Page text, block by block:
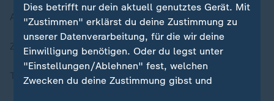
Aktuelle Sendungs-Videos
ZDFheute Stories
Themen im Überblick
Dies betrifft nur dein aktuell genutztes Gerät. Mit
"Zustimmen" erklärst du deine Zustimmung zu
unserer Datenverarbeitung, für die wir deine
Einwilligung benötigen. Oder du legst unter
"Einstellungen/Ablehnen" fest, welchen
Zwecken du deine Zustimmung gibst und